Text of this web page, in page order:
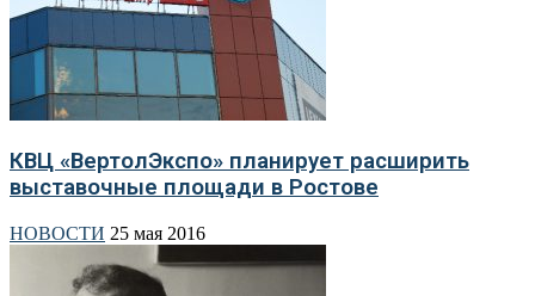
КВЦ «ВертолЭкспо» планирует расширить
выставочные площади в Ростове
НОВОСТИ 25 мая 2016